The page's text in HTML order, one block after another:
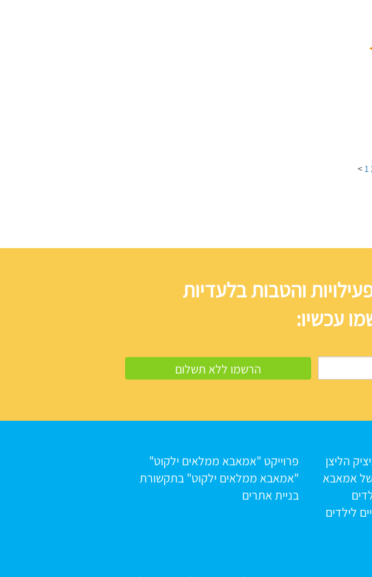
1
>
והטבות בלעדיות
עכשיו:
הליצן
של אמאבא
לילדים
פרוייקט "אמאבא ממלאים ילקוט"
"אמאבא ממלאים ילקוט" בתקשורת
בניית אתרים